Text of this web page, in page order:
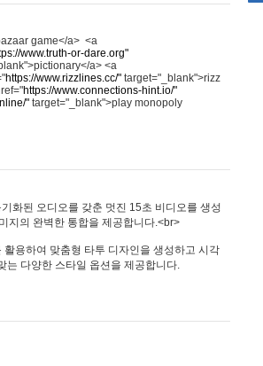
game</a> <a
www.truth-or-dare.org"
a> <a
https://www.rizzlines.cc/" target="_blank">rizz
https://www.connections-hint.io/"
" target="_blank">play monopoly
화된 오디오를 갖춘 멋진 15초 비디오를 생성
지의 완벽한 통합을 제공합니다.<br>
용하여 맞춤형 타투 디자인을 생성하고 시각
는 다양한 스타일 옵션을 제공합니다.